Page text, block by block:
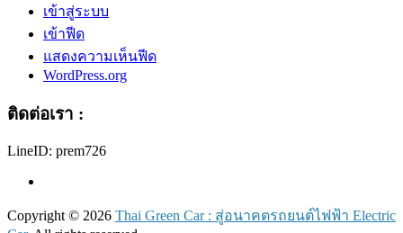
เข้าสู่ระบบ
เข้าฟีด
แสดงความเห็นฟีด
WordPress.org
ติดต่อเรา :
LineID: prem726
Copyright © 2026 Thai Green Car : สู่อนาคตรถยนต์ไฟฟ้า Electric